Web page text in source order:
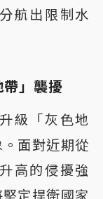
航出限制水
帶」襲擾
級「灰色地
面對近期從
高的侵擾強
定捍衛國家